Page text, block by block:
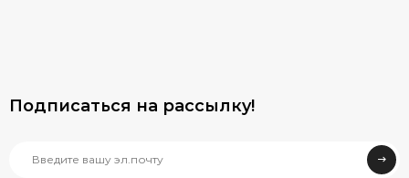
Подписаться на рассылкy!